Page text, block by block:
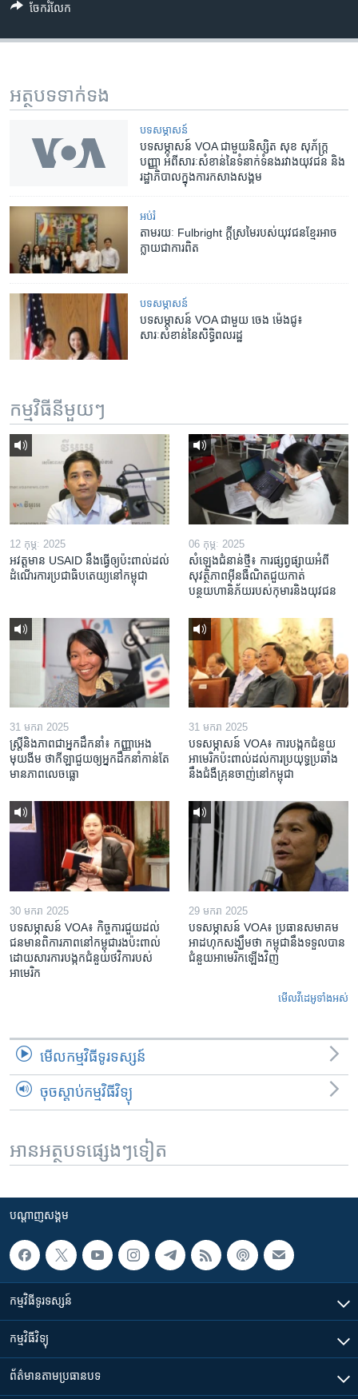
ចែករំលែក
អត្ថបទ​ទាក់ទង
បទ​សម្ភាសន៍
បទ​សម្ភាសន៍ VOA ជាមួយ​និស្សិត សុខ សុភ័ក្រ្ត
បញ្ញា​ អំពី​សារៈសំខាន់​នៃ​ទំនាក់ទំនង​រវាង​យុវជន និង​
រដ្ឋាភិបាល​ក្នុង​ការ​កសាង​សង្គម
អប់រំ
តាម​រយៈ​ Fulbright ក្តី​ស្រមៃ​របស់​យុវជន​ខ្មែរ​អាច​
ក្លាយ​ជា​ការពិត
បទ​សម្ភាសន៍
បទ​សម្ភាសន៍​ VOA ជាមួយ ចេង ម៉េងជូ៖
សារៈសំខាន់​នៃ​​សិទ្ធិ​ពលរដ្ឋ
កម្មវិធី​នីមួយៗ
12 កុម្ភៈ 2025
អវត្តមាន USAID នឹងធ្វើឲ្យប៉ះពាល់ដល់
ដំណើរការប្រជាធិបតេយ្យនៅកម្ពុជា
06 កុម្ភៈ 2025
សំឡេងជំនាន់ថ្មី៖ ការផ្សព្វផ្សាយអំពី
សុវត្ថិភាពអ៊ីនធឺណិតជួយកាត់
បន្ថយហានិភ័យរបស់កុមារនិងយុវជន
31 មករា 2025
ស្រ្តី​និង​ភាព​ជា​អ្នក​ដឹកនាំ៖ កញ្ញា​អេង
មុយងីម ថា​កីឡា​ជួយឲ្យ​អ្នកដឹកនាំ​កាន់តែ​
មាន​ភាព​លេចធ្លោ
31 មករា 2025
បទសម្ភាសន៍ VOA៖ ការបង្កក​ជំនួយ​
អាមេរិក​ប៉ះពាល់ដល់​ការប្រយុទ្ធ​ប្រឆាំង​
នឹង​ជំងឺ​គ្រុនចាញ់​នៅ​កម្ពុជា
30 មករា 2025
បទសម្ភាសន៍ VOA៖ កិច្ចការ​ជួយ​ដល់​
ជន​មាន​ពិការភាព​នៅកម្ពុជា​រង​ប៉ះពាល់​
ដោយសារ​ការ​បង្កក​ជំនួយ​ថវិកា​របស់​
អាមេរិក
29 មករា 2025
បទសម្ភាសន៍ VOA៖ ប្រធាន​សមាគម​
អាដហុក​សង្ឃឹម​ថា កម្ពុជា​នឹង​ទទួល​បាន​
ជំនួយ​អាមេរិក​ឡើងវិញ
មើល​វីដេអូ​ទាំង​អស់
មើល​កម្មវិធី​ទូរទស្សន៍
ចុចស្តាប់កម្មវិធីវិទ្យុ
អានអត្ថបទផ្សេងៗទៀត
បណ្តាញ​សង្គម
កម្មវិធី​ទូរទស្សន៍
កម្មវិធី​វិទ្យុ
ព័ត៌មាន​តាមប្រធានបទ​